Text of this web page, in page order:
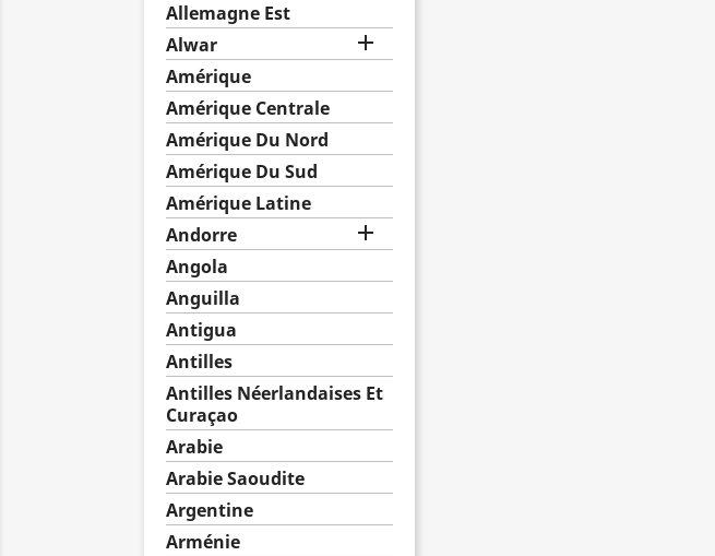
Allemagne Est
Alwar

Amérique
Amérique Centrale
Amérique Du Nord
Amérique Du Sud
Amérique Latine
Andorre

Angola
Anguilla
Antigua
Antilles
Antilles Néerlandaises Et
Curaçao
Arabie
Arabie Saoudite
Argentine
Arménie